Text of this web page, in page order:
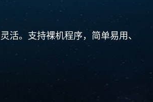
活。支持裸机程序，简单易用、